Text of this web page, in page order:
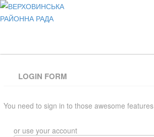
LOGIN FORM
You need to sign in to those awesome features
or use your account